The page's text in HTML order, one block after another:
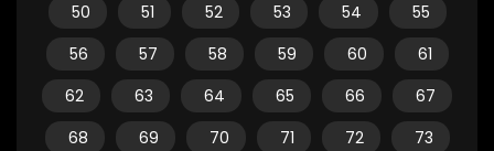
50
51 52 53 54
55
56
57 58 59 60
61
62
63 64 65 66
67
68
69 70 71 72
73